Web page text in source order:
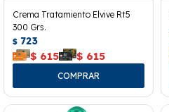
Crema Tratamiento Elvive Rt5
300 Grs.
$ 723
$ 615 $ 615